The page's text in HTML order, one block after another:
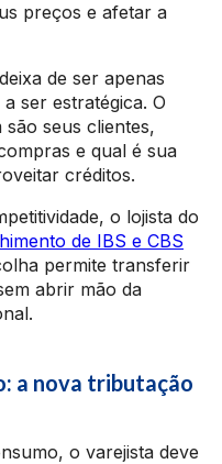
preços e afetar a
de ser apenas
ser estratégica. O
seus clientes,
e qual é sua
créditos.
o lojista do
de IBS e CBS
permite transferir
abrir mão da
a nova tributação
o varejista deve